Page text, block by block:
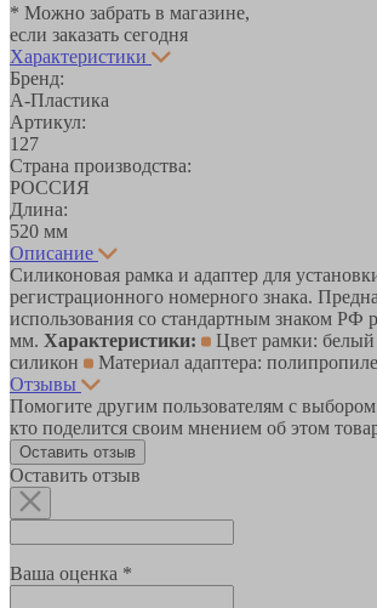
* Можно забрать в магазине,
если заказать сегодня
Характеристики
Бренд:
А-Пластика
Артикул:
127
Страна производства:
РОССИЯ
Длина:
520 мм
Описание
Cиликоновая рамка и адаптер для
регистрационного номерного знака.
использования со стандартным знаком РФ
мм. Характеристики: Цвет рамки: белый
силикон
Материал адаптера:
Отзывы
Помогите другим пользователям с
кто поделится своим мнением об этом
Оставить отзыв
Оставить отзыв
Ваша оценка *